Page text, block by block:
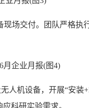
场交付。团队严格执
人机设备，开展“安装
科研实验需求。